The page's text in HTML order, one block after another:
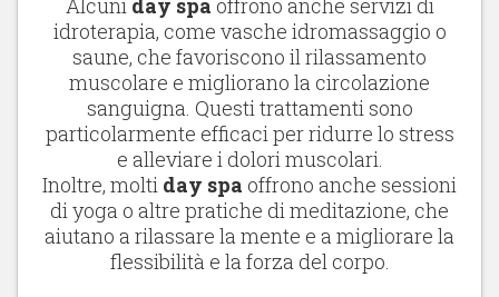
idroterapia, come vasche idromassaggio o
saune, che favoriscono il rilassamento
muscolare e migliorano la circolazione
sanguigna. Questi trattamenti sono
particolarmente efficaci per ridurre lo stress
e alleviare i dolori muscolari.
Inoltre, molti day spa offrono anche sessioni
di yoga o altre pratiche di meditazione, che
aiutano a rilassare la mente e a migliorare la
flessibilità e la forza del corpo.